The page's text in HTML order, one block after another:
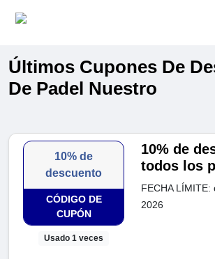
Últimos Cupones De
De Padel Nuestro
10% de
descuento
CÓDIGO DE
CUPÓN
Usado 1 veces
10% de
todos los
FECHA LÍMITE:
2026